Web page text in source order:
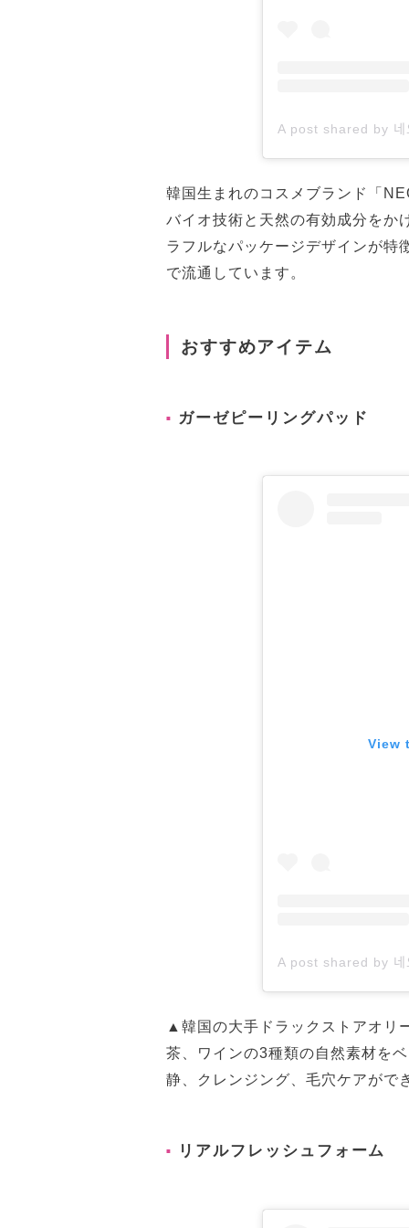
韓国生まれのコスメブランド「
バイオ技術と天然の有効成分をか
ラフルなパッケージデザインが特
で流通しています。
おすすめアイテム
ガーゼピーリングパッド
View
▲韓国の大手ドラックストアオリ
茶、ワインの3種類の自然素材を
静、クレンジング、毛穴ケアがで
リアルフレッシュフォーム